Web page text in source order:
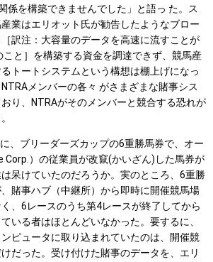
係を構築できませんでした」と語っ た。ス
業はエリオット氏が勧告したようなブロー
訳注：大容量のデータを高速に流すことが
こと］を構築する資金を調達できず、競馬産
トートシステムという構想は棚上げになっ
メンバーの各々 がさまざまな賭事シス
り、NTRAがそのメンバーと競合する恐れが
、ブリーダーズカップの6重勝馬券で、オー
Corp.）の従業員が改竄(かいざん)した馬券が
呆けていたのだろうか。実のところ、6重勝
賭事ハブ（中継所）から即時に開催競馬場
、6レースのうち第4レースが終了してから
いる者はほとんどいなかった。要するに、
ピュータに取り込まれていたのは、開催競
だった。受け付けた賭事のデータを、エリ